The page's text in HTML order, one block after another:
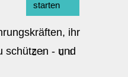
starten
ihr
schützen - und